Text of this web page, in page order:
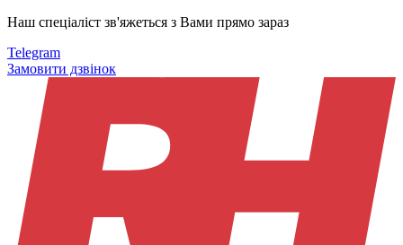
Наш спеціаліст зв'яжеться з Вами прямо зараз
Telegram
Замовити дзвінок